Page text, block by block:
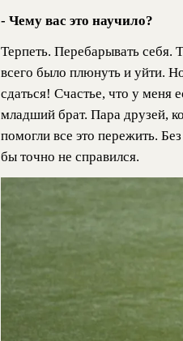
- Чему вас это научило?
Терпеть. Перебарывать
всего было плюнуть и уйти.
сдаться! Счастье, что у меня
младший брат. Пара друзей,
помогли все это пережить.
бы точно не справился.